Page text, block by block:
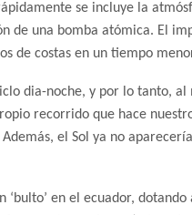
se incluye la
de una bomba atómica. El
de costas en un tiempo
dia-noche, y por lo tanto,
recorrido que hace
el Sol ya no
en el ecuador,